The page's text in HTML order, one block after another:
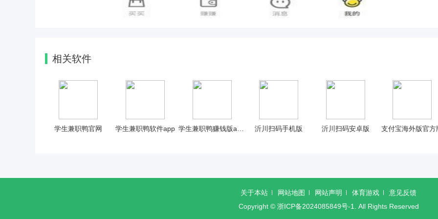
相关软件
学生兼职鸭官网 学生兼职鸭软件app 沂川扫码手机版 沂川扫码安卓版 支付宝海外版官方
关于本站 网站地图 网站声明 体育游戏
意见反馈
Copyright © 浙ICP备2024085849号-1 . All Rights Reserved